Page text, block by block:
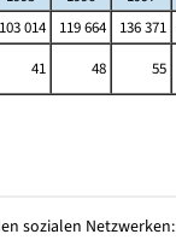
103 014 119 664 136 371
41 48 55
sozialen Netzwerken: